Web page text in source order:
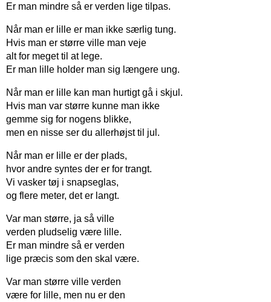
Er man mindre så er verden lige tilpas.
Når man er lille er man ikke særlig tung.
Hvis man er større ville man veje
alt for meget til at lege.
Er man lille holder man sig længere ung.
Når man er lille kan man hurtigt gå i skjul.
Hvis man var større kunne man ikke
gemme sig for nogens blikke,
men en nisse ser du allerhøjst til jul.
Når man er lille er der plads,
hvor andre syntes der er for trangt.
Vi vasker tøj i snapseglas,
og flere meter, det er langt.
Var man større, ja så ville
verden pludselig være lille.
Er man mindre så er verden
lige præcis som den skal være.
Var man større ville verden
være for lille, men nu er den